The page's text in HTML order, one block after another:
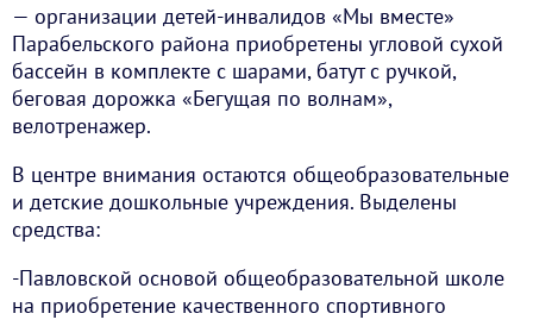
— организации детей-инвалидов «Мы вместе»
Парабельского района приобретены угловой сухой
бассейн в комплекте с шарами, батут с ручкой,
беговая дорожка «Бегущая по волнам»,
велотренажер.
В центре внимания остаются общеобразовательные
и детские дошкольные учреждения. Выделены
средства:
-Павловской основой общеобразовательной школе
на приобретение качественного спортивного